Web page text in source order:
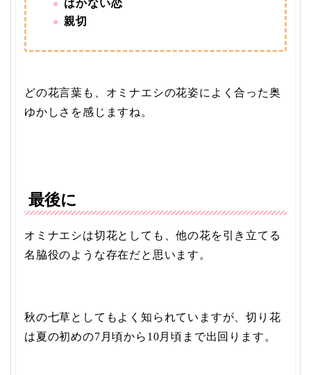
はかない恋
親切
どの花言葉も、オミナエシの花姿によく合った奥
ゆかしさを感じますね。
最後に
オミナエシは切花としても、他の花を引き立てる
名脇役のような存在だと思います。
秋の七草としてもよく知られていますが、切り花
は夏の初めの7月頃から10月頃まで出回ります。